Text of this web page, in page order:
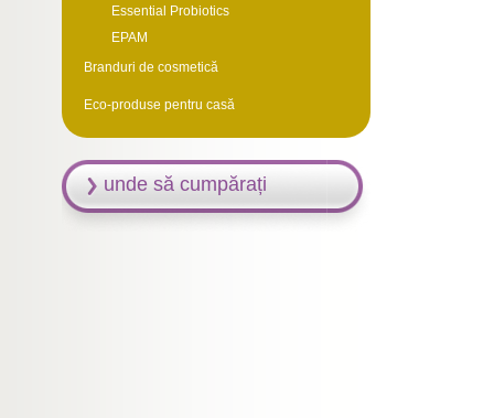
Essential Probiotics
EPAM
Branduri de cosmetică
Eco-produse pentru casă
unde să cumpărați